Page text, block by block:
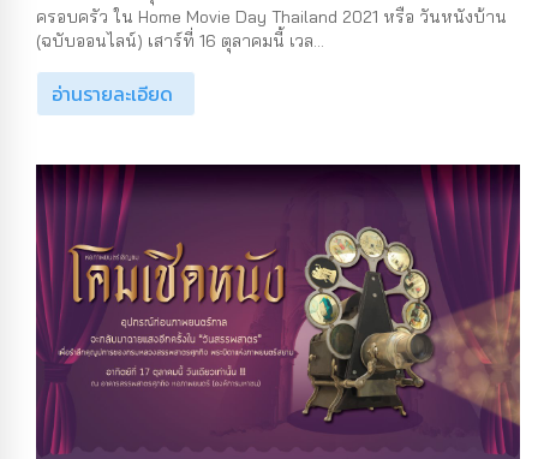
ครอบครัว ใน Home Movie Day Thailand 2021 หรือ วันหนังบ้าน
(ฉบับออนไลน์) เสาร์ที่ 16 ตุลาคมนี้ เวล...
อ่านรายละเอียด